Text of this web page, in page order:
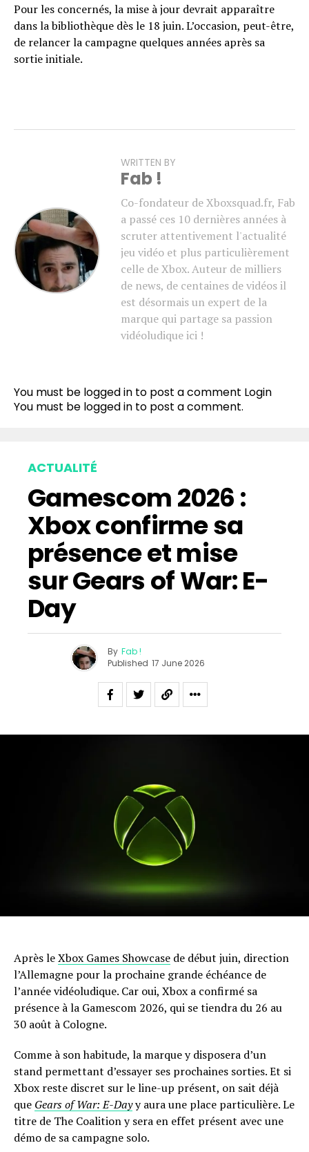
Pour les concernés, la mise à jour devrait apparaître
dans la bibliothèque dès le 18 juin. L’occasion, peut-être,
de relancer la campagne quelques années après sa
sortie initiale.
WRITTEN BY
Fab !
Co-fondateur de Xboxsquad.fr, Fab
a passé ces 10 dernières années à
scruter attentivement l'actualité
jeu vidéo et plus particulièrement
celle de Xbox. Auteur de milliers
de news, de centaines de vidéos il
est désormais un expert de la
marque qui partage sa passion
vidéoludique ici !
You must be logged in to post a comment Login
You must be logged in to post a comment.
ACTUALITÉ
Gamescom 2026 :
Xbox confirme sa
présence et mise
sur Gears of War: E-
Day
By Fab !
Published 17 June 2026
Après leXbox Games Showcase de début juin, direction
l’Allemagne pour la prochaine grande échéance de
l’année vidéoludique. Car oui, Xbox a confirmé sa
présence à la Gamescom 2026, qui se tiendra du 26 au
30 août à Cologne.
Comme à son habitude, la marque y disposera d’un
stand permettant d’essayer ses prochaines sorties. Et si
Xbox reste discret sur le line-up présent, on sait déjà
que Gears of War: E-Dayy aura une place particulière. Le
titre de The Coalition y sera en effet présent avec une
démo de sa campagne solo.